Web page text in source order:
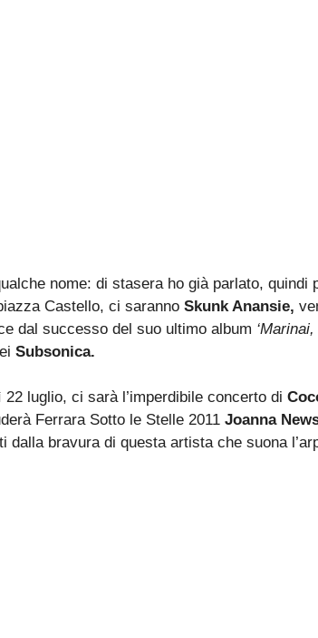
nome: di stasera ho già parlato, quindi
Castello, ci saranno Skunk Anansie,
dal successo del suo ultimo album
Subsonica.
luglio, ci sarà l’imperdibile concerto di
Ferrara Sotto le Stelle 2011 Joanna
bravura di questa artista che suona